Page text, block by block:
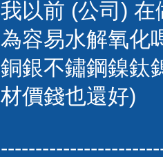
我以前 (公司)
為容易水解氧化
銅銀不鏽鋼鎳鈦
材價錢也還好)